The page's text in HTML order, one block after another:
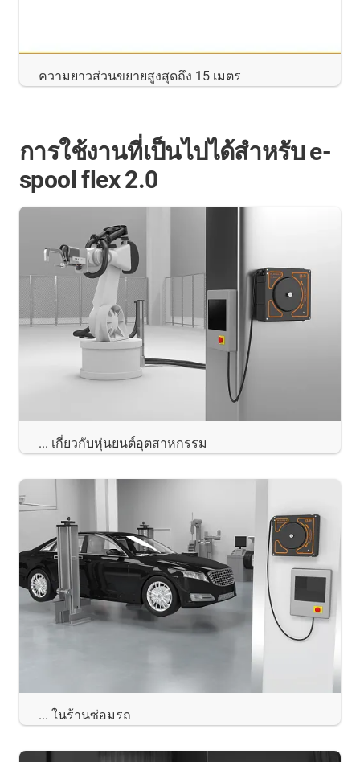
ความยาวส่วนขยายสูงสุดถึง 15 เมตร
การใช้งานที่เป็นไปได้สำหรับ e-
spool flex 2.0
... เกี่ยวกับหุ่นยนต์อุตสาหกรรม
... ในร้านซ่อมรถ